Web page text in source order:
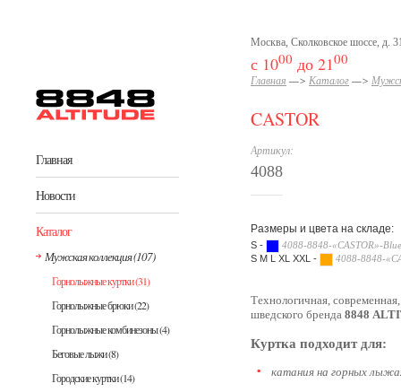
Главная
Новости
Каталог
Мужская коллекция(107)
Горнолыжные куртки(31)
Горнолыжные брюки(22)
Горнолыжные комбинезоны(4)
Беговые лыжи(8)
Городские куртки(14)
Москва, Сколковское шоссе, д.
с 1000 до 2100
Главная —> Каталог —>
CASTOR
Артикул:
4088
Размеры и цвета на складе:
S -
4088-8848-«CASTOR»-Blue
S M L XL XXL -
4088-8848-
Технологичная,
шведского бренда 8848
Куртка подходит для:
катания на горных